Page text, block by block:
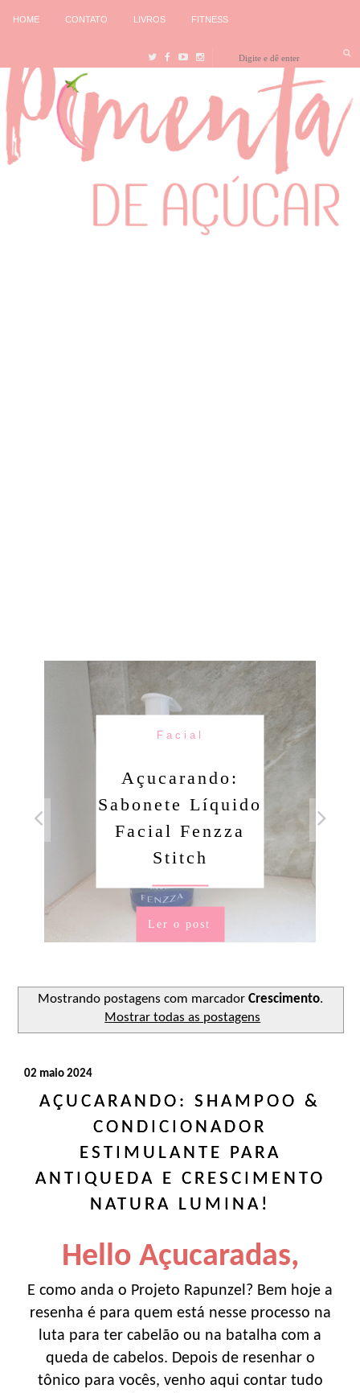
HOME CONTATO LIVROS FITNESS
Condicionador
Açucarando:
Shampoo e
Condicionador
Novex Ritual
Dorama!
Mostrando postagens com marcador Crescimento.
Mostrar todas as postagens
02 maio 2024
AÇUCARANDO: SHAMPOO &
CONDICIONADOR
ESTIMULANTE PARA
ANTIQUEDA E CRESCIMENTO
NATURA LUMINA!
Hello Açucaradas,
E como anda o Projeto Rapunzel? Bem hoje a
resenha é para quem está nesse processo na
luta para ter cabelão ou na batalha com a
queda de cabelos. Depois de resenhar o
tônico para vocês, venho aqui contar tudo